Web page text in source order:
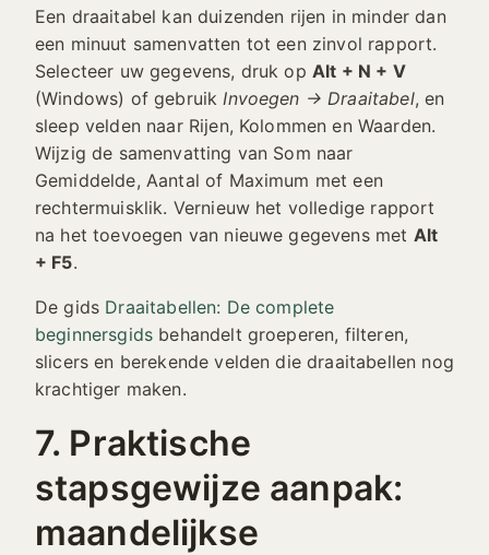
Een draaitabel kan duizenden rijen in minder dan
een minuut samenvatten tot een zinvol rapport.
Selecteer uw gegevens, druk op Alt + N + V
(Windows) of gebruikInvoegen → Draaitabel, en
sleep velden naar Rijen, Kolommen en Waarden.
Wijzig de samenvatting van Som naar
Gemiddelde, Aantal of Maximum met een
rechtermuisklik. Vernieuw het volledige rapport
na het toevoegen van nieuwe gegevens met Alt
+ F5.
De gids Draaitabellen: De complete
beginnersgids behandelt groeperen, filteren,
slicers en berekende velden die draaitabellen nog
krachtiger maken.
7. Praktische
stapsgewijze aanpak:
maandelijkse